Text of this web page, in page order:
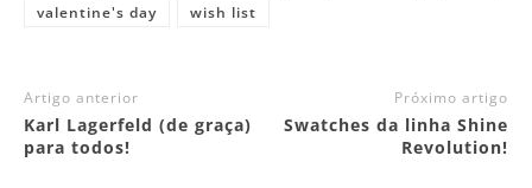
valentine's day
wish list
Artigo anterior
Karl Lagerfeld (de graça)
para todos!
Próximo artigo
Swatches da linha Shine
Revolution!